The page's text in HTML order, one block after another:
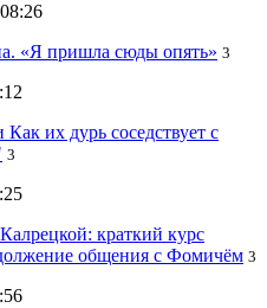
«Я пришла сюды опять» 3
их дурь соседствует с
3
краткий курс
общения с Фомичём 3